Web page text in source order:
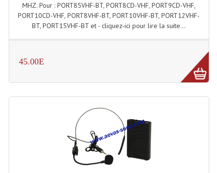
Projecteurs Traditionnels
Projecteurs Théatre: Plan Convexe Fresnel
Rampe De Spots
Scanners
MHZ. Pour : PORT85VHF-BT, PORT8CD-VHF, PORT9CD-VHF,
PORT10CD-VHF, PORT8VHF-BT, PORT10VHF-BT, PORT12VHF-
BT, PORT15VHF-BT et - cliquez-ici pour lire la suite...
45.00E